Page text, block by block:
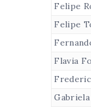
Felipe
Felipe
Flavia